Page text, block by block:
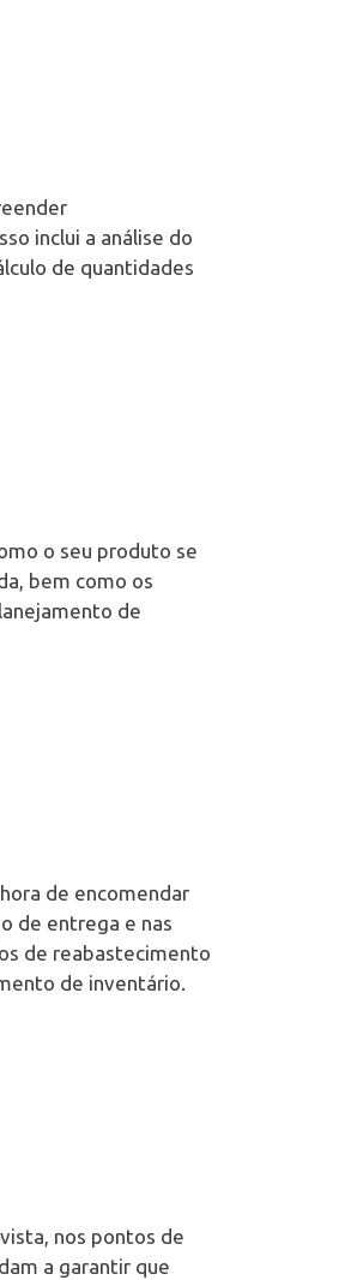
inclui a análise do
de quantidades
o seu produto se
bem como os
de
de encomendar
de entrega e nas
de reabastecimento
de inventário.
nos pontos de
a garantir que